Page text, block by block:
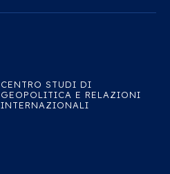
CENTRO STUDI DI
GEOPOLITICA E RELAZIONI
INTERNAZIONALI